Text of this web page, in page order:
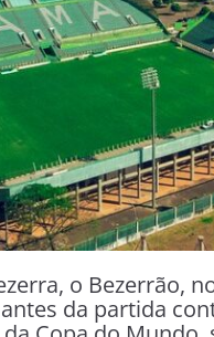
o Bezerrão,
da partida